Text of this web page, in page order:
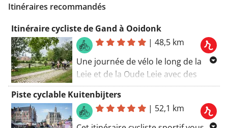
Itinéraires recommandés
Itinéraire cycliste de Gand à Ooidonk
|48,5 km
Une journée de vélo le long de la
Leie et de la Oude Leie avec des
arrêts à Afsnee, Sint-Martens-Latem,
Kasteel Ooidonk et Astene. Cet
itinéraire cycliste accompagne un
reportage de Routen Magazine
Piste cyclable Kuitenbijters
| 52,1 km